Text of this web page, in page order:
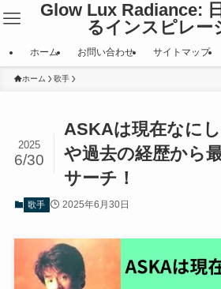
Glow Lux Radiance:
るインスピレー
ホーム お問い合わせ サイトマップ
ホーム 歌手
ASKAは現在なに
や過去の経歴から
サーチ！
2025
6/30
歌手 2025年6月30日